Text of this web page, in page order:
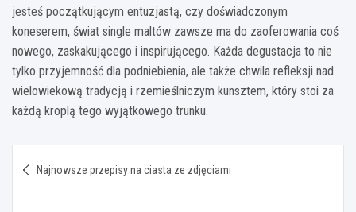
jesteś początkującym entuzjastą, czy doświadczonym
koneserem, świat single maltów zawsze ma do zaoferowania coś
nowego, zaskakującego i inspirującego. Każda degustacja to nie
tylko przyjemność dla podniebienia, ale także chwila refleksji nad
wielowiekową tradycją i rzemieślniczym kunsztem, który stoi za
każdą kroplą tego wyjątkowego trunku.
wpisu
Najnowsze przepisy na ciasta ze zdjęciami